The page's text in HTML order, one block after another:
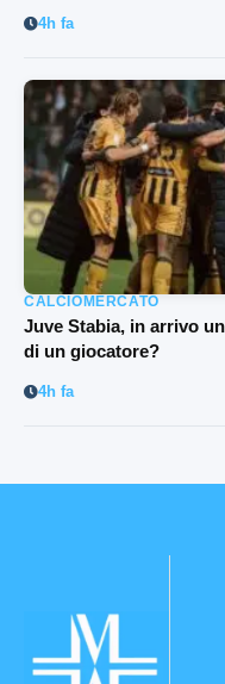
4h fa
CALCIOMERCATO
Juve Stabia, in arrivo
di un giocatore?
4h fa